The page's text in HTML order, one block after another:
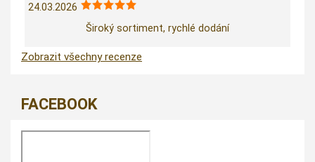
24.03.2026
Široký sortiment, rychlé dodání
Zobrazit všechny recenze
FACEBOOK